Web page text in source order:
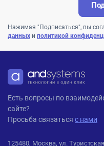
Нажимая "Подписаться", вы
данных и политикой
ANDPRO
Есть вопросы по
сайте?
Просьба связаться с нами
125480, Москва, ул.